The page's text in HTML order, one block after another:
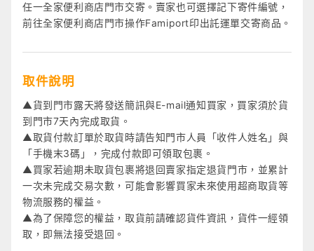
任一全家便利商店門市交寄。賣家也可選擇記下寄件編號，
前往全家便利商店門市操作Famiport印出託運單交寄商品。
取件說明
▲貨到門市露天將發送簡訊與E-mail通知買家，買家須於貨
到門市7天內完成取貨。
▲取貨付款訂單於取貨時請告知門市人員「收件人姓名」與
「手機末3碼」，完成付款即可領取包裹。
▲買家若逾期未取貨包裹將退回賣家指定退貨門市，並累計
一次未完成交易次數，可能會影響買家未來使用超商取貨等
物流服務的權益。
▲為了保障您的權益，取貨前請確認貨件資訊，貨件一經領
取，即無法接受退回。